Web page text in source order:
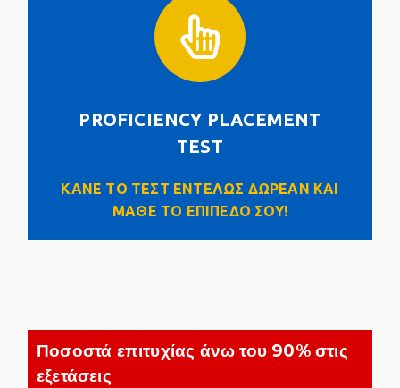
PROFICIENCY PLACEMENT
TEST
ΚΑΝΕ ΤΟ ΤΕΣΤ ΕΝΤΕΛΩΣ ΔΩΡΕΑΝ ΚΑΙ
ΜΑΘΕ ΤΟ ΕΠΙΠΕΔΟ ΣΟΥ!
PROFICIENCY PLACEMENT TEST
Click Here
Ποσοστά επιτυχίας άνω του 90% στις
εξετάσεις